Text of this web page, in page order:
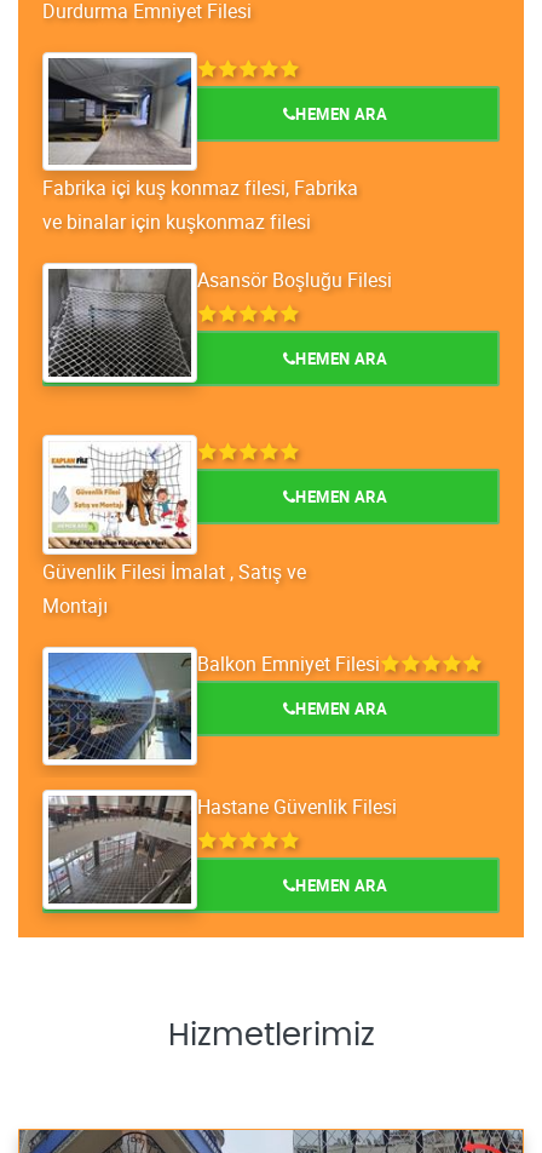
Durdurma Emniyet Filesi
Fabrika içi kuş konmaz filesi, Fabrika
ve binalar için kuşkonmaz filesi
HEMEN ARA
Asansör Boşluğu Filesi
HEMEN ARA
Güvenlik Filesi İmalat , Satış ve
Montajı
HEMEN ARA
Balkon Emniyet Filesi
HEMEN ARA
Hastane Güvenlik Filesi
HEMEN ARA
Hizmetlerimiz